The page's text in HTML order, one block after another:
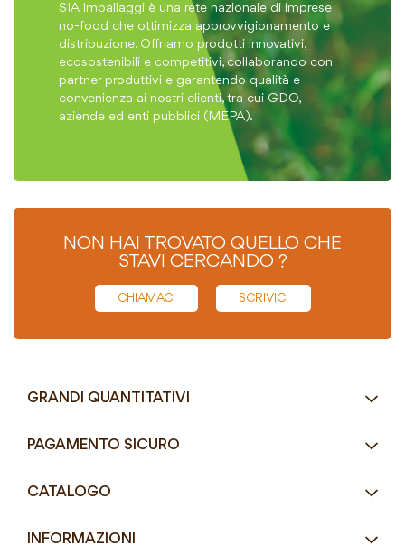
SIA Imballaggi è una rete nazionale di imprese
no-food che ottimizza approvvigionamento e
distribuzione. Offriamo prodotti innovativi,
ecosostenibili e competitivi, collaborando con
partner produttivi e garantendo qualità e
convenienza ai nostri clienti, tra cui GDO,
aziende ed enti pubblici (MEPA).
NON HAI TROVATO QUELLO CHE
STAVI CERCANDO ?
CHIAMACI SCRIVICI
GRANDI QUANTITATIVI
RICHIEDI UN PREVENTIVO
Email info@mddefrancesco.it
PAGAMENTO SICURO
CATALOGO
INFORMAZIONI